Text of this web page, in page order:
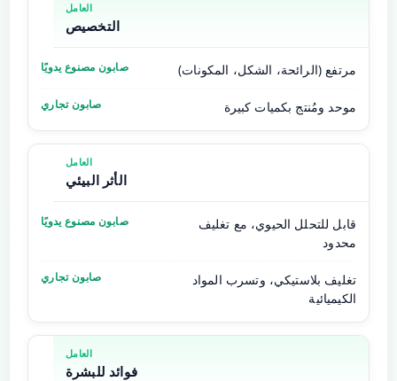
التخصيص
مرتفع (الرائحة، الشكل، المكونات)
موحد ومُنتج بكميات كبيرة
الأثر البيئي
قابل للتحلل الحيوي، مع تغليف
محدود
تغليف بلاستيكي، وتسرب المواد
الكيميائية
فوائد للبشرة